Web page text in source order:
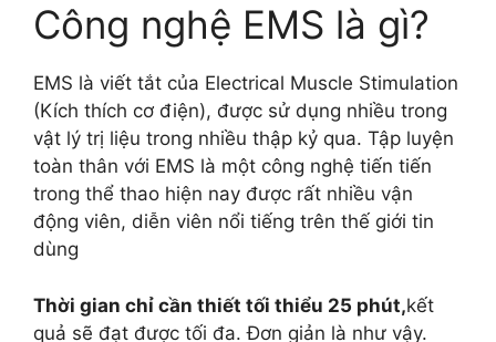
Công nghệ EMS là gì?
EMS là viết tắt của Electrical Muscle Stimulation
(Kích thích cơ điện), được sử dụng nhiều trong
vật lý trị liệu trong nhiều thập kỷ qua. Tập luyện
toàn thân với EMS là một công nghệ tiến tiến
trong thể thao hiện nay được rất nhiều vận
động viên, diễn viên nổi tiếng trên thế giới tin
dùng
Thời gian chỉ cần thiết tối thiểu 25 phút,kết
quả sẽ đạt được tối đa. Đơn giản là như vậy.